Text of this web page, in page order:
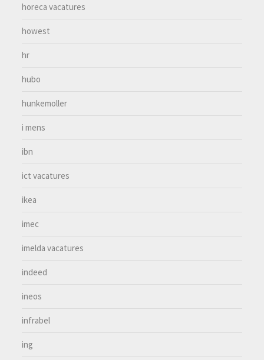
horeca vacatures
howest
hr
hubo
hunkemoller
i mens
ibn
ict vacatures
ikea
imec
imelda vacatures
indeed
ineos
infrabel
ing